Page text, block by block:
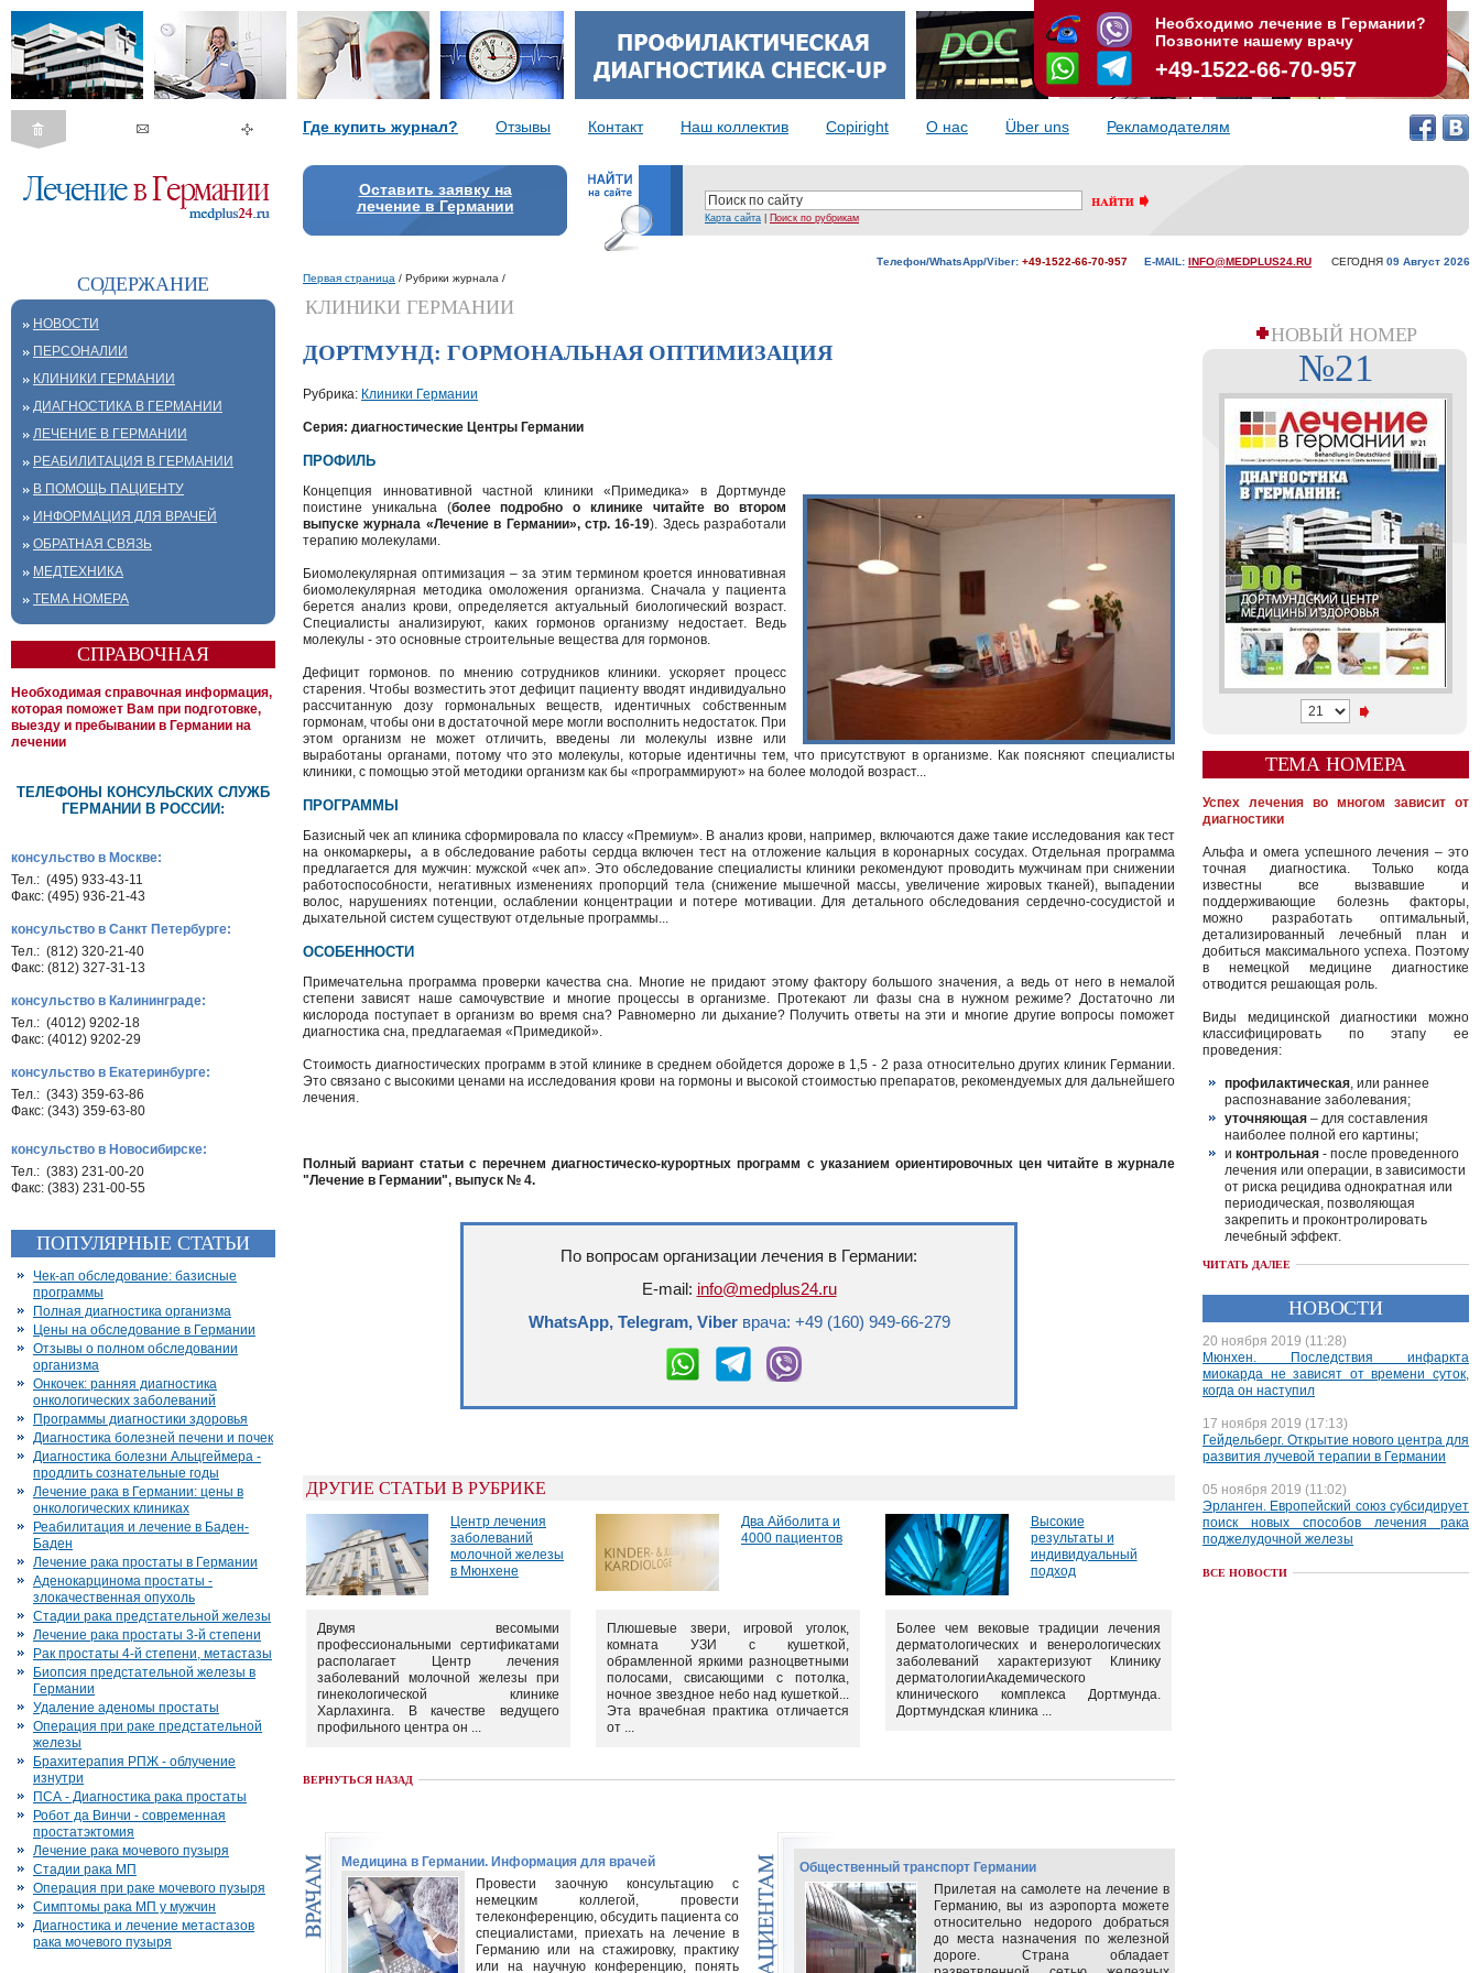
Где купить журнал? Отзывы Контакт Наш коллектив Copiright О нас Über uns Рекламодателям
Оставить заявку на
лечение в Германии
Карта сайта Поиск по рубрикам
Телефон/WhatsApp/Viber: +49-1522-66-70-957 E-MAIL: INFO@MEDPLUS24.RU СЕГОДНЯ 09 Aвгуст 2026
СОДЕРЖАНИЕ
НОВОСТИ
ПЕРСОНАЛИИ
КЛИНИКИ ГЕРМАНИИ
ДИАГНОСТИКА В ГЕРМАНИИ
ЛЕЧЕНИЕ В ГЕРМАНИИ
РЕАБИЛИТАЦИЯ В ГЕРМАНИИ
В ПОМОЩЬ ПАЦИЕНТУ
ИНФОРМАЦИЯ ДЛЯ ВРАЧЕЙ
ОБРАТНАЯ СВЯЗЬ
МЕДТЕХНИКА
ТЕМА НОМЕРА
СПРАВОЧНАЯ
Необходимая справочная информация,
которая поможет Вам при подготовке,
выезду и пребывании в Германии на
лечении
ТЕЛЕФОНЫ КОНСУЛЬСКИХ СЛУЖБ
ГЕРМАНИИ В РОССИИ:
консульство в Москве:
Тел.: (495) 933-43-11
Факс: (495) 936-21-43
консульство в Санкт Петербурге:
Тел.: (812) 320-21-40
Факс: (812) 327-31-13
консульство в Калининграде:
Тел.: (4012) 9202-18
Факс: (4012) 9202-29
консульство в Екатеринбурге:
Тел.: (343) 359-63-86
Факс: (343) 359-63-80
консульство в Новосибирске:
Тел.: (383) 231-00-20
Факс: (383) 231-00-55
ПОПУЛЯРНЫЕ СТАТЬИ
Чек-ап обследование: базисные
программы
Полная диагностика организма
Цены на обследование в Германии
Отзывы о полном обследовании
организма
Онкочек: ранняя диагностика
онкологических заболеваний
Программы диагностики здоровья
Диагностика болезней печени и почек
Диагностика болезни Альцгеймера -
продлить сознательные годы
Лечение рака в Германии: цены в
онкологических клиниках
Реабилитация и лечение в Баден-
Баден
Лечение рака простаты в Германии
Аденокарцинома простаты -
злокачественная опухоль
Стадии рака предстательной железы
Лечение рака простаты 3-й степени
Рак простаты 4-й степени, метастазы
Биопсия предстательной железы в
Германии
Удаление аденомы простаты
Операция при раке предстательной
железы
Брахитерапия РПЖ - облучение
изнутри
ПСА - Диагностика рака простаты
Робот да Винчи - современная
простатэктомия
Лечение рака мочевого пузыря
Стадии рака МП
Операция при раке мочевого пузыря
Симптомы рака МП у мужчин
Диагностика и лечение метастазов
рака мочевого пузыря
Первая страница / Рубрики журнала /
КЛИНИКИ ГЕРМАНИИ
ДОРТМУНД: ГОРМОНАЛЬНАЯ ОПТИМИЗАЦИЯ
Рубрика: Клиники Германии
Cерия: диагностические Центры Германии
ПРОФИЛЬ
Концепция инновативной частной клиники «Примедика» в Дортмунде
поистине уникальна (более подробно о клинике читайте во втором
выпуске журнала «Лечение в Германии», стр. 16-19). Здесь разработали
терапию молекулами.
Биомолекулярная оптимизация – за этим термином кроется инновативная
биомолекулярная методика омоложения организма. Сначала у пациента
берется анализ крови, определяется актуальный биологический возраст.
Специалисты анализируют, каких гормонов организму недостает. Ведь
молекулы - это основные строительные вещества для гормонов.
Дефицит гормонов. по мнению сотрудников клиники. ускоряет процесс
старения. Чтобы возместить этот дефицит пациенту вводят индивидуально
рассчитанную дозу гормональных веществ, идентичных собственным
гормонам, чтобы они в достаточной мере могли восполнить недостаток. При
этом организм не может отличить, введены ли молекулы извне или
выработаны органами, потому что это молекулы, которые идентичны тем, что присутствуют в организме. Как поясняют специалисты
клиники, с помощью этой методики организм как бы «программируют» на более молодой возраст...
ПРОГРАММЫ
Базисный чек ап клиника сформировала по классу «Премиум». В анализ крови, например, включаются даже такие исследования как тест
на онкомаркеры,а в обследование работы сердца включен тест на отложение кальция в коронарных сосудах. Отдельная программа
предлагается для мужчин: мужской «чек ап». Это обследование специалисты клиники рекомендуют проводить мужчинам при снижении
работоспособности, негативных изменениях пропорций тела (снижение мышечной массы, увеличение жировых тканей), выпадении
волос, нарушениях потенции, ослаблении концентрации и потере мотивации. Для детального обследования сердечно-сосудистой и
дыхательной систем существуют отдельные программы...
ОСОБЕННОСТИ
Примечательна программа проверки качества сна. Многие не придают этому фактору большого значения, а ведь от него в немалой
степени зависят наше самочувствие и многие процессы в организме. Протекают ли фазы сна в нужном режиме? Достаточно ли
кислорода поступает в организм во время сна? Равномерно ли дыхание? Получить ответы на эти и многие другие вопросы поможет
диагностика сна, предлагаемая «Примедикой».
Стоимость диагностических программ в этой клинике в среднем обойдется дороже в 1,5 - 2 раза относительно других клиник Германии.
Это связано с высокими ценами на исследования крови на гормоны и высокой стоимостью препаратов, рекомендуемых для дальнейшего
лечения.
Полный вариант статьи с перечнем диагностическо-курортных программ с указанием ориентировочных цен читайте в журнале
"Лечение в Германии", выпуск № 4.
По вопросам организации лечения в Германии:
E-mail: info@medplus24.ru
WhatsApp, Telegram, Viberврача: +49 (160) 949-66-279
ДРУГИЕ СТАТЬИ В РУБРИКЕ
Центр лечения
заболеваний
молочной железы
в Мюнхене
Два Aйболита и
4000 пациентов
Высокие
результаты и
индивидуальный
подход
Двумя весомыми
профессиональными сертификатами
располагает Центр лечения
заболеваний молочной железы при
гинекологической клинике
Харлахинга. В качестве ведущего
профильного центра он ...
Плюшевые звери, игровой уголок,
комната УЗИ с кушеткой,
обрамленной яркими разноцветными
полосами, свисающими с потолка,
ночное звездное небо над кушеткой...
Эта врачебная практика отличается
от ...
Более чем вековые традиции лечения
дерматологических и венерологических
заболеваний характеризуют Клинику
дерматологииАкадемического
клинического комплекса Дортмунда.
Дортмундская клиника ...
ВЕРНУТЬСЯ НАЗАД
Медицина в Германии. Информация для врачей
Провести заочную консультацию с
немецким коллегой, провести
телеконференцию, обсудить пациента со
специалистами, приехать на лечение в
Германию или на стажировку, практику
или на научную конференцию, понять
Общественный транспорт Германии
Прилетая на самолете на лечение в
Германию, вы из аэропорта можете
относительно недорого добраться
до места назначения по железной
дороге. Страна обладает
НОВЫЙ НОМЕР
№21
ТЕМА НОМЕРА
Успех лечения во многом зависит от
диагностики
Альфа и омега успешного лечения – это
точная диагностика. Только когда
известны все вызвавшие и
поддерживающие болезнь факторы,
можно разработать оптимальный,
детализированный лечебный план и
добиться максимального успеха. Поэтому
в немецкой медицине диагностике
отводится решающая роль.
Виды медицинской диагностики можно
классифицировать по этапу ее
проведения:
профилактическая, или раннее
распознавание заболевания;
уточняющая – для составления
наиболее полной его картины;
и контрольная - после проведенного
лечения или операции, в зависимости
от риска рецидива однократная или
периодическая, позволяющая
закрепить и проконтролировать
лечебный эффект.
ЧИТАТЬ ДАЛЕЕ
НОВОСТИ
20 ноября 2019 (11:28)
Мюнхен. Последствия инфаркта
миокарда не зависят от времени суток,
когда он наступил
17 ноября 2019 (17:13)
Гейдельберг. Открытие нового центра для
развития лучевой терапии в Германии
05 ноября 2019 (11:02)
Эрланген. Европейский союз субсидирует
поиск новых способов лечения рака
поджелудочной железы
ВСЕ НОВОСТИ
Необходимо лечение в Германии?
Позвоните нашему врачу
+49-1522-66-70-957